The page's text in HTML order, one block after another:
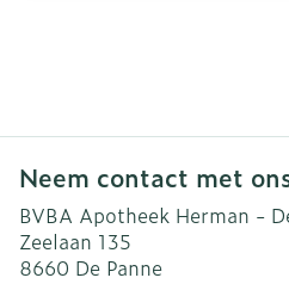
Neem contact met
BVBA Apotheek Herman -
Zeelaan 135
8660 De Panne